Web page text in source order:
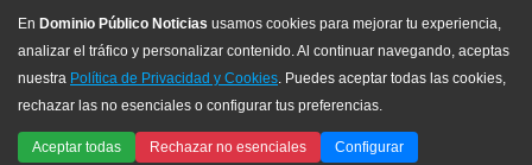
En Dominio Público Noticias usamos cookies para mejorar tu experiencia,
analizar el tráfico y personalizar contenido. Al continuar navegando, aceptas
nuestra Política de Privacidad y Cookies. Puedes aceptar todas las cookies,
rechazar las no esenciales o configurar tus preferencias.
Aceptar todas Rechazar no esenciales Configurar